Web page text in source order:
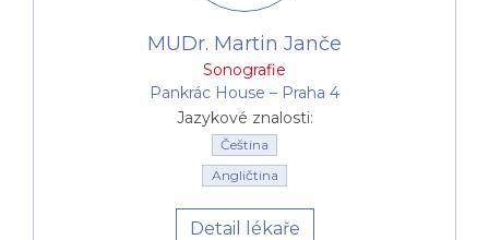
MUDr. Martin Janče
Sonografie
Pankrác House –⁠⁠⁠⁠⁠⁠ Praha 4
Jazykové znalosti:
Čeština
Angličtina
Detail lékaře